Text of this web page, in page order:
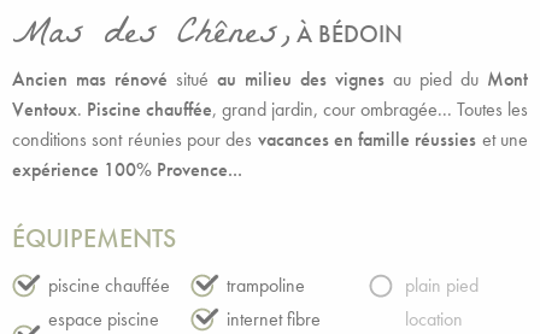
Mas des Chênes, À BÉDOIN
Ancien mas rénové situé au milieu des vignes au pied du Mont
Ventoux. Piscine chauffée, grand jardin, cour ombragée... Toutes les
conditions sont réunies pour des vacances en famille réussies et une
expérience 100% Provence...
ÉQUIPEMENTS
piscine chauffée
espace piscine
trampoline
internet fibre
plain pied
location